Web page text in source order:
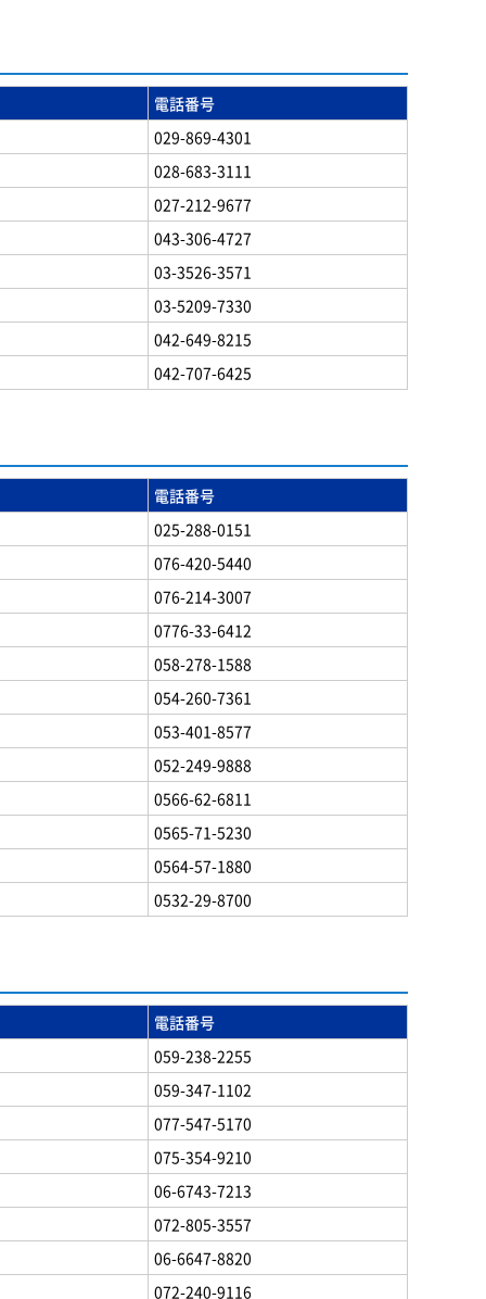
電話番号
029-869-4301
028-683-3111
027-212-9677
043-306-4727
03-3526-3571
03-5209-7330
042-649-8215
042-707-6425
電話番号
025-288-0151
076-420-5440
076-214-3007
0776-33-6412
058-278-1588
054-260-7361
053-401-8577
052-249-9888
0566-62-6811
0565-71-5230
0564-57-1880
0532-29-8700
電話番号
059-238-2255
059-347-1102
077-547-5170
075-354-9210
06-6743-7213
072-805-3557
06-6647-8820
072-240-9116